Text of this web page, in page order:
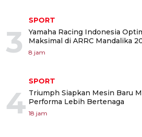
3
SPORT
Yamaha Racing Indonesia
Maksimal di ARRC Mandalika
8 jam
4
SPORT
Triumph Siapkan Mesin Baru
Performa Lebih Bertenaga
18 jam